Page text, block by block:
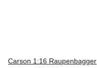
Carson 1:16 Raupenbagger